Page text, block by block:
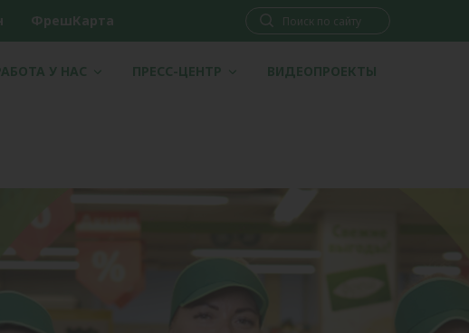
ФрешКарта
У НАС ПРЕСС-ЦЕНТР ВИДЕОПРОЕКТЫ